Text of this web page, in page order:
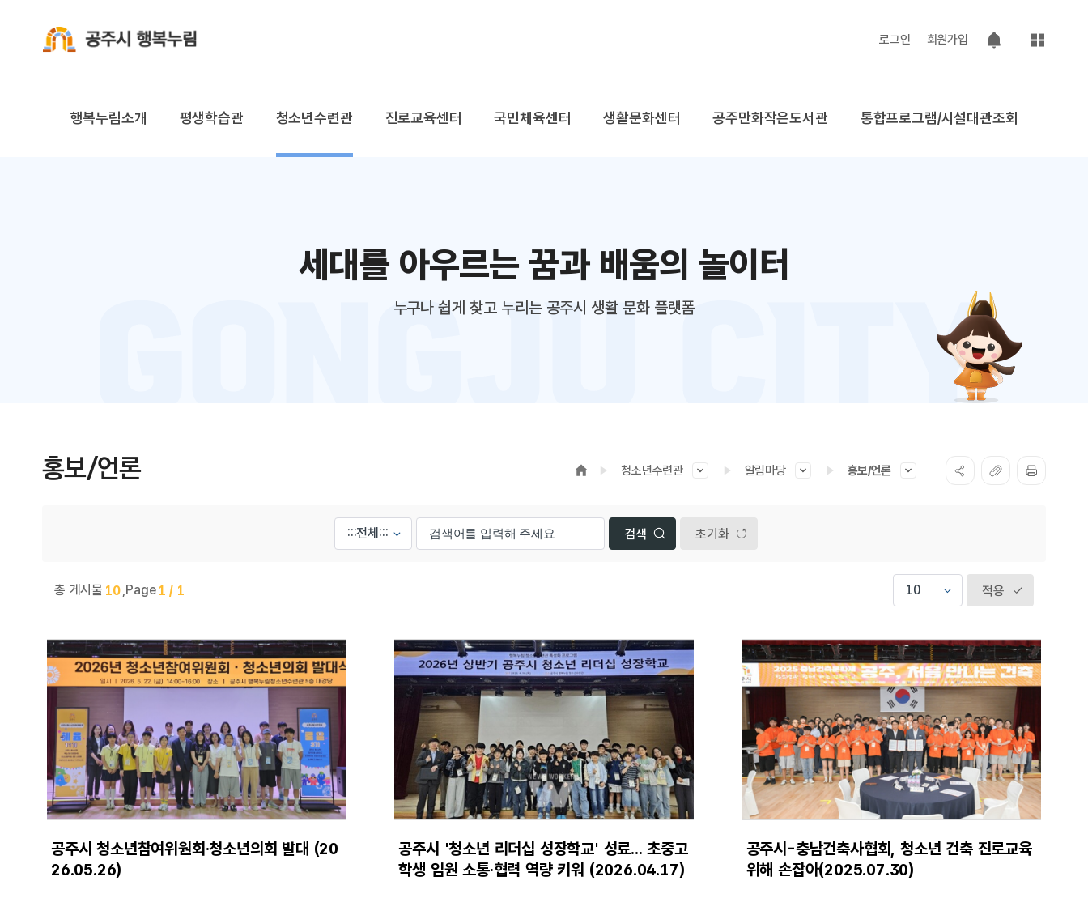
로그인 회원가입
팝업 열기
사이트맵
행복누림소개 평생학습관 청소년수련관 진로교육센터 국민체육센터 생활문화센터 공주만화작은도서관 통합프로그램/시설대관조회
세대를 아우르는 꿈과 배움의 놀이터
누구나 쉽게 찾고 누리는 공주시 생활 문화 플랫폼
홍보/언론 청소년수련관 알림마당 홍보/언론
초기화
총 게시물 10 ,Page 1 / 1 적용
공주시 청소년참여위원회·청소년의회 발대 (20
26.05.26)
공주시 '청소년 리더십 성장학교' 성료... 초중고
학생 임원 소통·협력 역량 키워 (2026.04.17)
공주시-충남건축사협회, 청소년 건축 진로교육
위해 손잡아(2025.07.30)